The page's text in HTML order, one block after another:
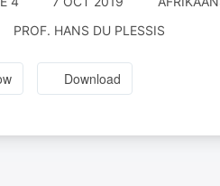
PROF. HANS DU PLESSIS
Download